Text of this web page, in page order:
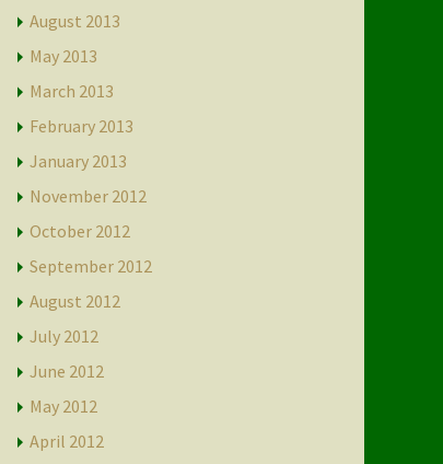
August 2013
May 2013
March 2013
February 2013
January 2013
November 2012
October 2012
September 2012
August 2012
July 2012
June 2012
May 2012
April 2012